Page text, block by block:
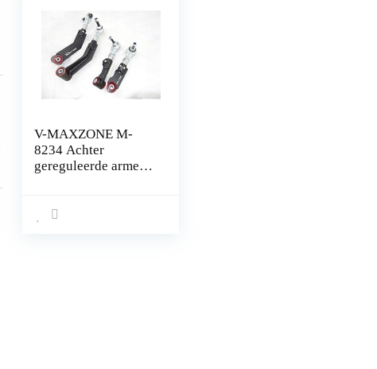
V-MAXZONE M-
8234 Achter
gereguleerde armen